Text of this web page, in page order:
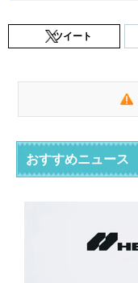
ツイート
おすすめニュース